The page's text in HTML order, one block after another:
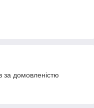
за домовленістю